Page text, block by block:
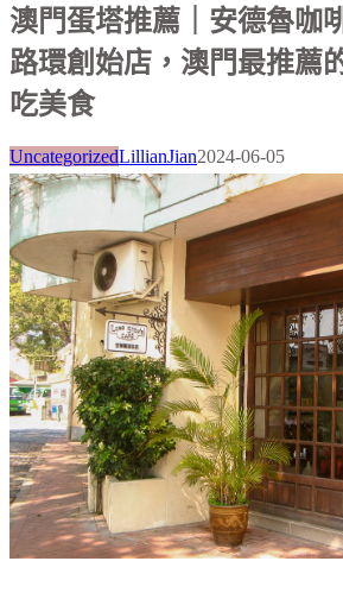
澳門蛋塔推薦｜安德魯咖
路環創始店，澳門最推薦
吃美食
UncategorizedLillianJian2024-06-05